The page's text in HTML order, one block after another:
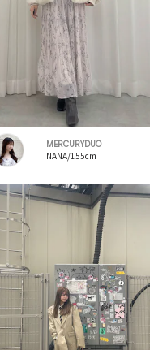
MERCURYDUO
NANA/155cm